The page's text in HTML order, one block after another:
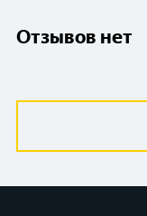
Отзывов нет